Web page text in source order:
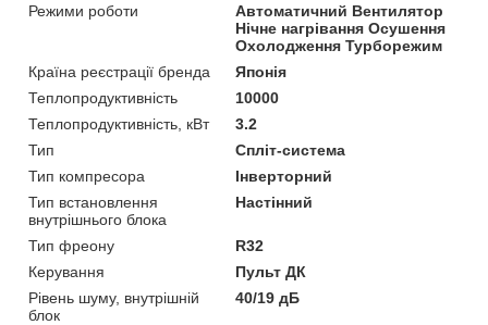
Режими роботи
Автоматичний Вентилятор
Нічне нагрівання Осушення
Охолодження Турборежим
Країна реєстрації бренда
Японія
Теплопродуктивність
10000
Теплопродуктивність, кВт
3.2
Тип
Спліт-система
Тип компресора
Інверторний
Тип встановлення
внутрішнього блока
Настінний
Тип фреону
R32
Керування
Пульт ДК
Рівень шуму, внутрішній
блок
40/19 дБ